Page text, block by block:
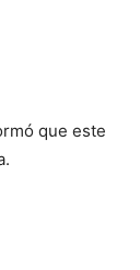
que este